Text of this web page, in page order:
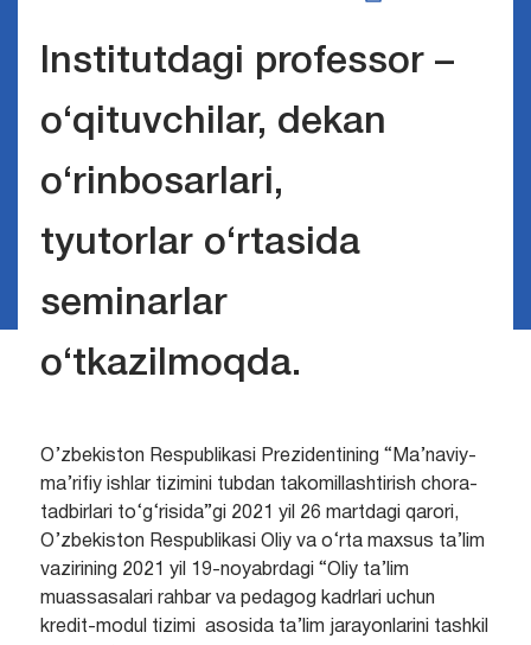
Institutdagi professor –
o‘qituvchilar, dekan
o‘rinbosarlari,
tyutorlar o‘rtasida
seminarlar
o‘tkazilmoqda.
O’zbekiston Respublikasi Prezidentining “Ma’naviy-
ma’rifiy ishlar tizimini tubdan takomillashtirish chora-
tadbirlari to‘g‘risida”gi 2021 yil 26 martdagi qarori,
O’zbekiston Respublikasi Oliy va o‘rta maxsus ta’lim
vazirining 2021 yil 19-noyabrdagi “Oliy ta’lim
muassasalari rahbar va pedagog kadrlari uchun
kredit-modul tizimi asosida ta’lim jarayonlarini tashkil